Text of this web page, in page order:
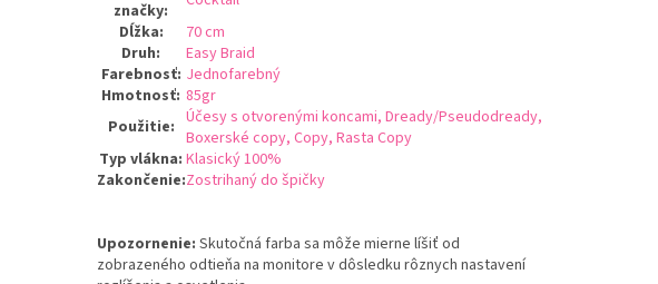
značky:
Dĺžka:
70 cm
Druh:
Easy Braid
Farebnosť: Jednofarebný
Hmotnosť: 85gr
Použitie: Účesy s otvorenými koncami, Dready/Pseudodready,
Boxerské copy, Copy, Rasta Copy
Typ vlákna: Klasický 100%
Zakončenie:Zostrihaný do špičky
Upozornenie: Skutočná farba sa môže mierne líšiť od
zobrazeného odtieňa na monitore v dôsledku rôznych nastavení